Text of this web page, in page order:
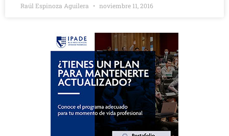
Raúl Espinoza Aguilera noviembre 11, 2016